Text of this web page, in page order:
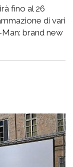
fino al 26
di vari
brand new